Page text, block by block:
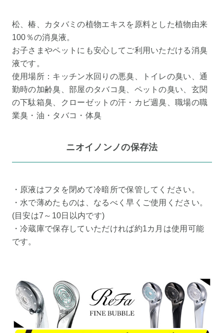
松、椿、カタバミの植物エキスを原料とした植物由来
100％の消臭液。
お子さまやペットにも安心してご利用いただける消臭
液です。
使用場所：キッチン水回りの悪臭、トイレの臭い、通
勤時の加齢臭、部屋のタバコ臭、ペットの臭い、玄関
の下駄箱臭、クローゼットの汗・カビ週臭、職場の職
業臭・油・タバコ・体臭
ニオイノンノの保存法
・原液はフタを閉めて冷暗所で保管してください。
・水で薄めたものは、なるべく早くご使用ください。
(目安は7～10日以内です)
・冷蔵庫で保存していただければ約1カ月は使用可能
です。